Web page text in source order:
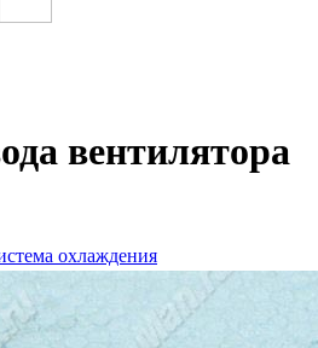
вентилятора
охлаждения